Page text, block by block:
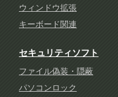
ウィンドウ拡張
キーボード関連
セキュリティソフト
ファイル偽装・隠蔽
パソコンロック